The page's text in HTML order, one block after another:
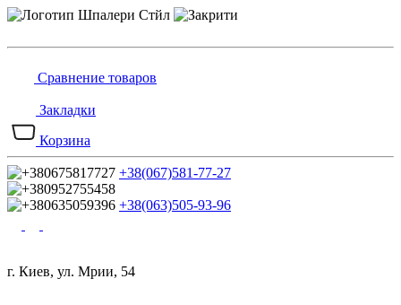
Сравнение товаров
Закладки
Корзина
+38(067)581-77-27
+38(063)505-93-96
г. Киев, ул. Мрии, 54